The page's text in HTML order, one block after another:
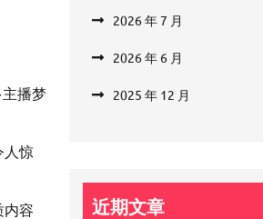
播梦
人惊
内容
2026 年 7 月
2026 年 6 月
2025 年 12 月
近期文章